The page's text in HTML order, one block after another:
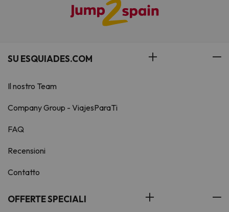
SU ESQUIADES.COM
Il nostro Team
Company Group - ViajesParaTi
FAQ
Recensioni
Contatto
OFFERTE SPECIALI